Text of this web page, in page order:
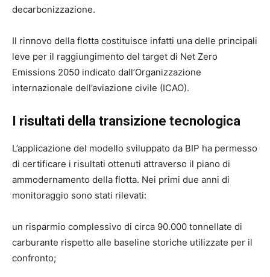
decarbonizzazione.
Il rinnovo della flotta costituisce infatti una delle principali
leve per il raggiungimento del target di Net Zero
Emissions 2050 indicato dall’Organizzazione
internazionale dell’aviazione civile (ICAO).
I risultati della transizione tecnologica
L’applicazione del modello sviluppato da BIP ha permesso
di certificare i risultati ottenuti attraverso il piano di
ammodernamento della flotta. Nei primi due anni di
monitoraggio sono stati rilevati:
un risparmio complessivo di circa 90.000 tonnellate di
carburante rispetto alle baseline storiche utilizzate per il
confronto;